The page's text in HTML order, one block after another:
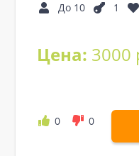
До 10 1
Цена: 3000
0 0